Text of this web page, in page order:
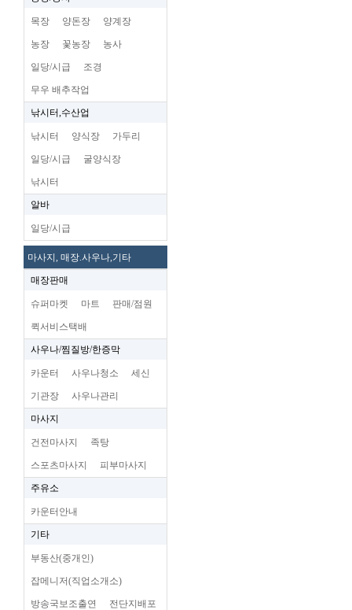
목장 양돈장 양계장
농장 꽃농장 농사
일당/시급 조경
무우 배추작업
낚시터,수산업
낚시터 양식장 가두리
일당/시급 굴양식장
낚시터
알바
일당/시급
마사지, 매장.사우나,기타
매장판매
슈퍼마켓 마트 판매/점원
퀵서비스택배
사우나/찜질방/한증막
카운터 사우나청소 세신
기관장 사우나관리
마사지
건전마사지 족탕
스포츠마사지 피부마사지
주유소
카운터안내
기타
부동산(중개인)
잡메니저(직업소개소)
방송국보조출연 전단지배포